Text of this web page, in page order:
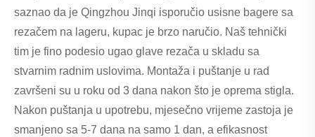
saznao da je Qingzhou Jinqi isporučio usisne bagere sa
rezačem na lageru, kupac je brzo naručio. Naš tehnički
tim je fino podesio ugao glave rezača u skladu sa
stvarnim radnim uslovima. Montaža i puštanje u rad
završeni su u roku od 3 dana nakon što je oprema stigla.
Nakon puštanja u upotrebu, mjesečno vrijeme zastoja je
smanjeno sa 5-7 dana na samo 1 dan, a efikasnost